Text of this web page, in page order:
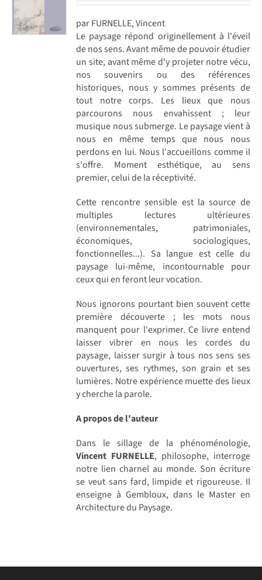
par FURNELLE, Vincent
Le paysage répond originellement à l'éveil
de nos sens. Avant même de pouvoir étudier
un site, avant même d'y projeter notre vécu,
nos souvenirs ou des références
historiques, nous y sommes présents de
tout notre corps. Les lieux que nous
parcourons nous envahissent ; leur
musique nous submerge. Le paysage vient à
nous en même temps que nous nous
perdons en lui. Nous l'accueillons comme il
s'offre. Moment esthétique, au sens
premier, celui de la réceptivité.
Cette rencontre sensible est la source de
multiples lectures ultérieures
(environnementales, patrimoniales,
économiques, sociologiques,
fonctionnelles...). Sa langue est celle du
paysage lui-même, incontournable pour
ceux qui en feront leur vocation.
Nous ignorons pourtant bien souvent cette
première découverte ; les mots nous
manquent pour l'exprimer. Ce livre entend
laisser vibrer en nous les cordes du
paysage, laisser surgir à tous nos sens ses
ouvertures, ses rythmes, son grain et ses
lumières. Notre expérience muette des lieux
y cherche la parole.
A propos de l'auteur
Dans le sillage de la phénoménologie,
Vincent FURNELLE, philosophe, interroge
notre lien charnel au monde. Son écriture
se veut sans fard, limpide et rigoureuse. Il
enseigne à Gembloux, dans le Master en
Architecture du Paysage.